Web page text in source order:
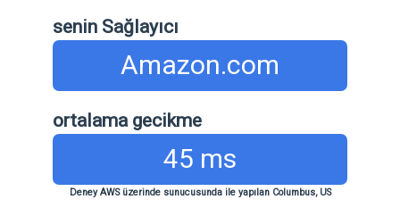
senin Sağlayıcı
Amazon.com
ortalama gecikme
45 ms
Deney AWS üzerinde sunucusunda ile yapılan Columbus, US